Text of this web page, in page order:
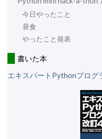
今日やったこと
昼食
やったこと発表
書いた本
エキスパートPythonプログ